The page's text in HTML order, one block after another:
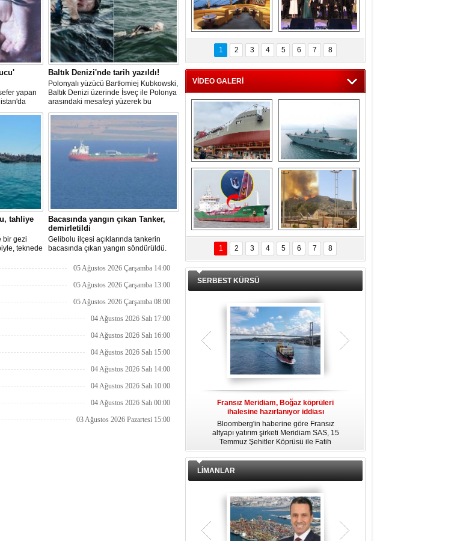
yapan
Baltık Denizi'nde tarih yazıldı!
Polonyalı yüzücü Bartłomiej Kubkowski,
Baltık Denizi üzerinde İsveç ile Polonya
arasındaki mesafeyi yüzerek bu
başarının ilk örneği olarak tarihe geçti.
tahliye
bir gezi
teknede
Bacasında yangın çıkan Tanker,
demirletildi
Gelibolu ilçesi açıklarında tankerin
bacasında çıkan yangın söndürüldü.
Sahası'na demirletildi.
05 Ağustos 2026 Çarşamba 14:00
05 Ağustos 2026 Çarşamba 13:00
05 Ağustos 2026 Çarşamba 08:00
04 Ağustos 2026 Salı 17:00
04 Ağustos 2026 Salı 16:00
04 Ağustos 2026 Salı 15:00
04 Ağustos 2026 Salı 14:00
04 Ağustos 2026 Salı 10:00
04 Ağustos 2026 Salı 00:00
03 Ağustos 2026 Pazartesi 15:00
MSC'den 55 milyon
euroluk turizm geliri
müjdesi
5. Bosphorus Ship
Brokers Dinner,
İstanbul’da yapıldı
1 2 3 4 5 6 7 8
VİDEO GALERİ
Çeksan Tersanesi,
Başaran Bayrak
tankerini suya
indirdi
TCG Anadolu,
tersane teknik
seyrini tamamladı
Göçmenlerin
imdadına Türk
sahipli MINA DENIZ
yetişti
Milas’taki yangın
yeniden termik
santrallere doğru
ilerliyor
1 2 3 4 5 6 7 8
SERBEST KÜRSÜ
Fransız Meridiam, Boğaz köprüleri
ihalesine hazırlanıyor iddiası
Bloomberg'in haberine göre Fransız
altyapı yatırım şirketi Meridiam SAS, 15
Temmuz Şehitler Köprüsü ile Fatih
Sultan Mehmet Köprüsü'nün
özelleştirilmesine yönelik ihaleyle
zamanda kendi yat limanı, helikopter
pisti ve seçkin villaları da içeren koca
LİMANLAR